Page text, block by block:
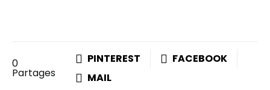
0
Partages
PINTEREST
FACEBOOK
MAIL